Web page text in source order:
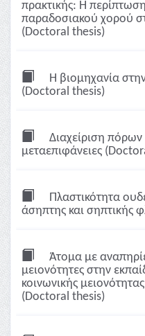
πρακτικής: Η
παραδοσιακού χορού
(Doctoral thesis)
Η βιομηχανία
(Doctoral thesis)
Διαχείριση
μεταεπιφάνειες
Πλαστικότητα
άσηπτης και σηπτικής
Άτομα με
μειονότητες στην
κοινωνικής
(Doctoral thesis)